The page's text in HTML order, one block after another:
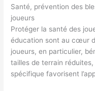
Santé, prévention des
joueurs
Protéger la santé des
éducation sont au cœur
joueurs, en particulier,
tailles de terrain
spécifique favorisent